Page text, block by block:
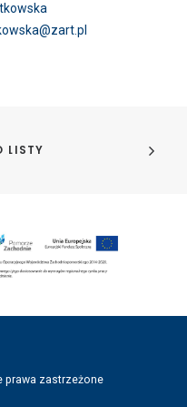
LISTY
prawa zastrzeżone